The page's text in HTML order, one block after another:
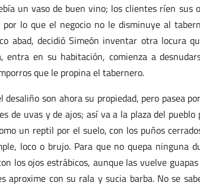
un vaso de buen vino; los clientes ríen sus
lo que el negocio no le disminuye al
abad, decidió Simeón inventar otra locura
entra en su habitación, comienza a
que le propina el tabernero.
son ahora su propiedad, pero pasea
de uvas y de ajos; así va a la plaza del pueblo
un reptil por el suelo, con los puños
loco o brujo. Para que no quepa ninguna
los ojos estrábicos, aunque las vuelve
aproxime con su rala y sucia barba. No se